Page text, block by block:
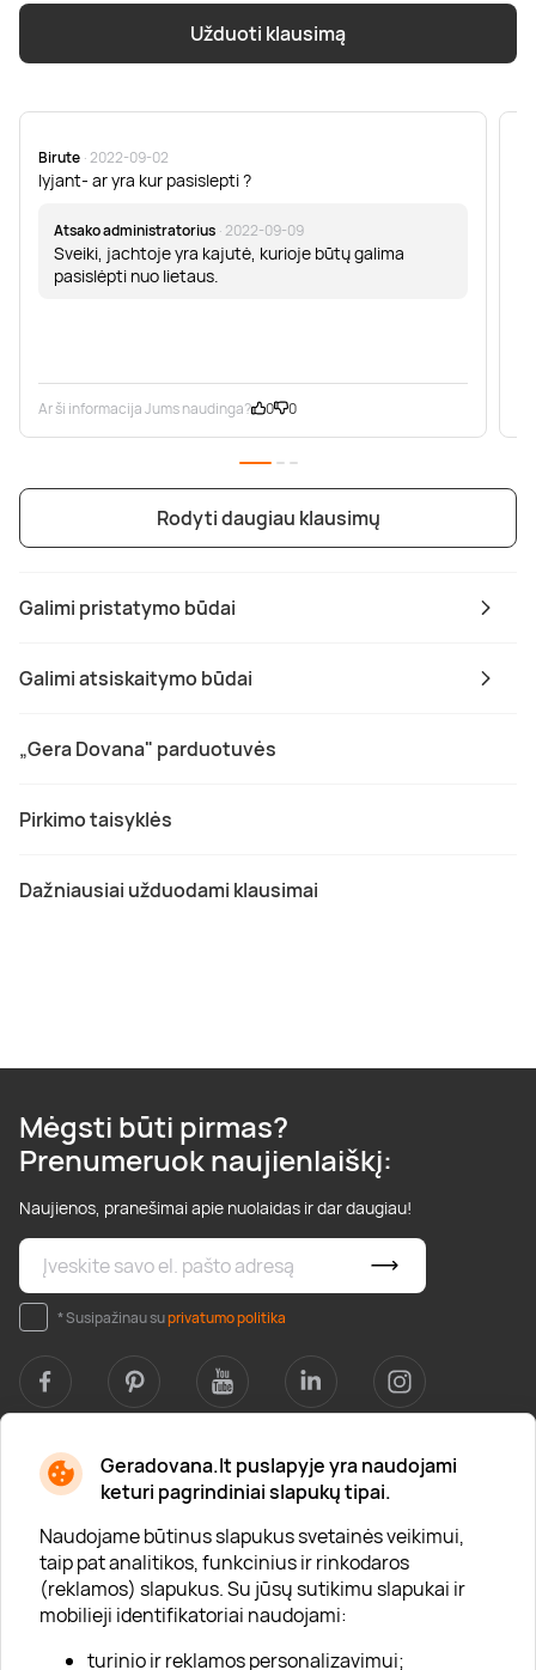
Geradovana.lt puslapyje yra naudojami
keturi pagrindiniai slapukų tipai.
Naudojame būtinus slapukus svetainės veikimui,
taip pat analitikos, funkcinius ir rinkodaros
(reklamos) slapukus. Su jūsų sutikimu slapukai ir
mobilieji identifikatoriai naudojami:
turinio ir reklamos personalizavimui;
Galimi pristatymo būdai
Galimi atsiskaitymo būdai
„Gera Dovana" parduotuvės
Pirkimo taisyklės
Dažniausiai užduodami klausimai
Užduoti klausimą
Birute · 2022-09-02
lyjant- ar yra kur pasislepti ?
Atsako administratorius · 2022-09-09
Sveiki, jachtoje yra kajutė, kurioje būtų galima
pasislėpti nuo lietaus.
Ar ši informacija Jums naudinga? 0 0
Rodyti daugiau klausimų
Mėgsti būti pirmas?
Prenumeruok naujienlaiškį:
Naujienos, pranešimai apie nuolaidas ir dar daugiau!
* Susipažinau suprivatumo politika
Apie mus
Apie „Gera Dovana“
Lojalumo klubas
Karjera
Visi partneriai